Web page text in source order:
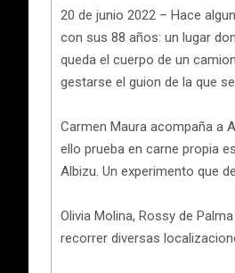
20 de junio 2022 – Hace
con sus 88 años: un lugar
queda el cuerpo de un
gestarse el guion de la que
Carmen Maura acompaña a
ello prueba en carne propia
Albizu. Un experimento que
Olivia Molina, Rossy de
recorrer diversas